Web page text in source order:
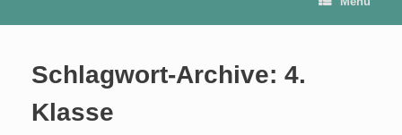
Schlagwort-Archive: 4.
Klasse